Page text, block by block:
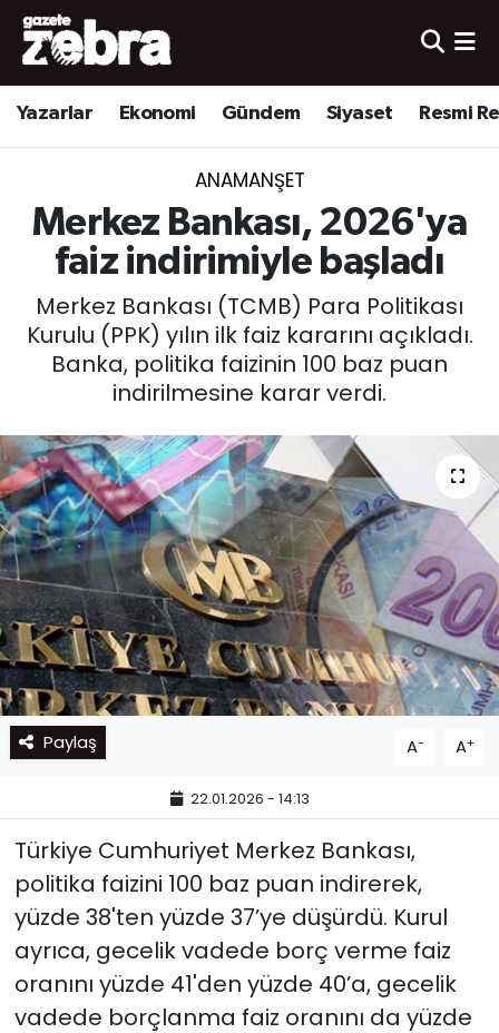
Yazarlar Ekonomi Gündem Siyaset Resmi
ANAMANŞET
Merkez Bankası, 2026'ya
faiz indirimiyle başladı
Merkez Bankası (TCMB) Para Politikası
Kurulu (PPK) yılın ilk faiz kararını açıkladı.
Banka, politika faizinin 100 baz puan
indirilmesine karar verdi.
Paylaş A- A+
22.01.2026 - 14:13
Türkiye Cumhuriyet Merkez Bankası,
politika faizini 100 baz puan indirerek,
yüzde 38'ten yüzde 37’ye düşürdü. Kurul
ayrıca, gecelik vadede borç verme faiz
oranını yüzde 41'den yüzde 40’a, gecelik
vadede borçlanma faiz oranını da yüzde
Yazarlar
Ekonomi
Yerel
Spor
Nöbetçi Eczaneler
Hava Durumu
Süper Lig Puan Durumu ve Fikstür
Tüm Manşetler
Son Dakika Haberleri